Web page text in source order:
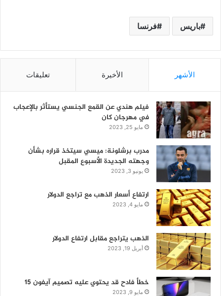
باريس فرنسا
الأشهر الأخيرة تعليقات
فيلم هندي عن القمع الجنسي يستأثر بالإعجاب
في مهرجان كان
مايو 25, 2023
مدرب برشلونة: ميسي سيتخذ قراره بشأن
وجهته الجديدة الأسبوع المقبل
يونيو 3, 2023
ارتفاع أسعار الذهب مع تراجع الدولار
مايو 4, 2023
الذهب يتراجع مقابل ارتفاع الدولار
أبريل 19, 2023
خطأ فادح قد يحتوي عليه تصميم آيفون 15
مايو 9, 2023